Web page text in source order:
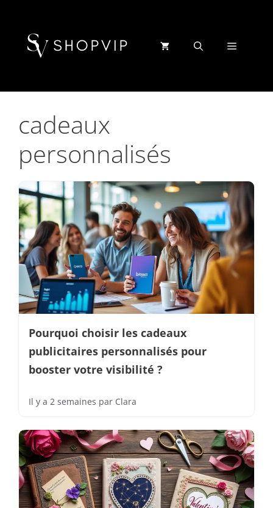
contenu
Menu
cadeaux
personnalisés
Pourquoi choisir les cadeaux
publicitaires personnalisés pour
booster votre visibilité ?
Il y a 2 semaines par Clara